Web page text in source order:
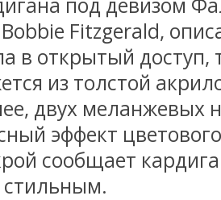
Fitzgerald,
в открытый доступ,
из толстой
двух меланжевых
эффект
сообщает
стильным.